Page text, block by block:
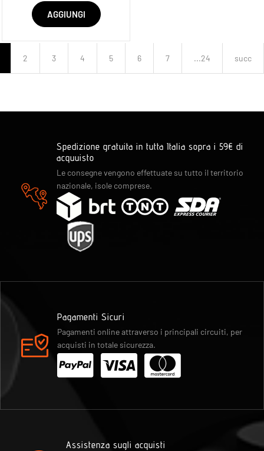
AGGIUNGI
2 3 4 5 6 7 ...24 succ
Spedizione gratuita in tutta Italia sopra i 59€ di
acquuisto
Le consegne vengono effettuate su tutto il territorio
nazionale, isole comprese.
Pagamenti Sicuri
Pagamenti online attraverso i principali circuiti, per
acquisti in totale sicurezza.
Assistenza sugli acquisti